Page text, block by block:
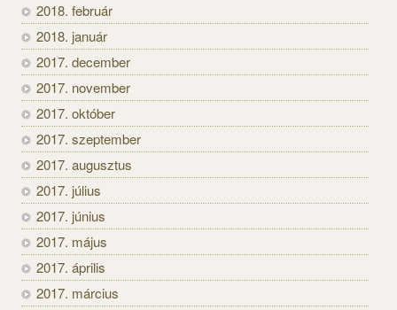
2018. február
2018. január
2017. december
2017. november
2017. október
2017. szeptember
2017. augusztus
2017. július
2017. június
2017. május
2017. április
2017. március